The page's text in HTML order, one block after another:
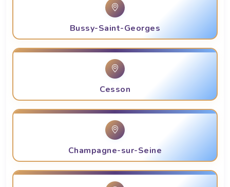
Bussy-Saint-Georges
Cesson
Champagne-sur-Seine